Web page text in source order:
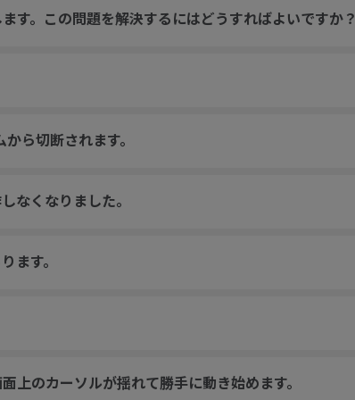
す。この問題を解決するにはどうすればよいですか？
ら切断されます。
なくなりました。
ます。
上のカーソルが揺れて勝手に動き始めます。